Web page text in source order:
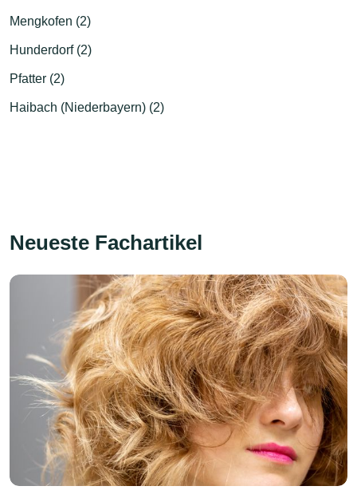
Mengkofen (2)
Hunderdorf (2)
Pfatter (2)
Haibach (Niederbayern) (2)
Neueste Fachartikel